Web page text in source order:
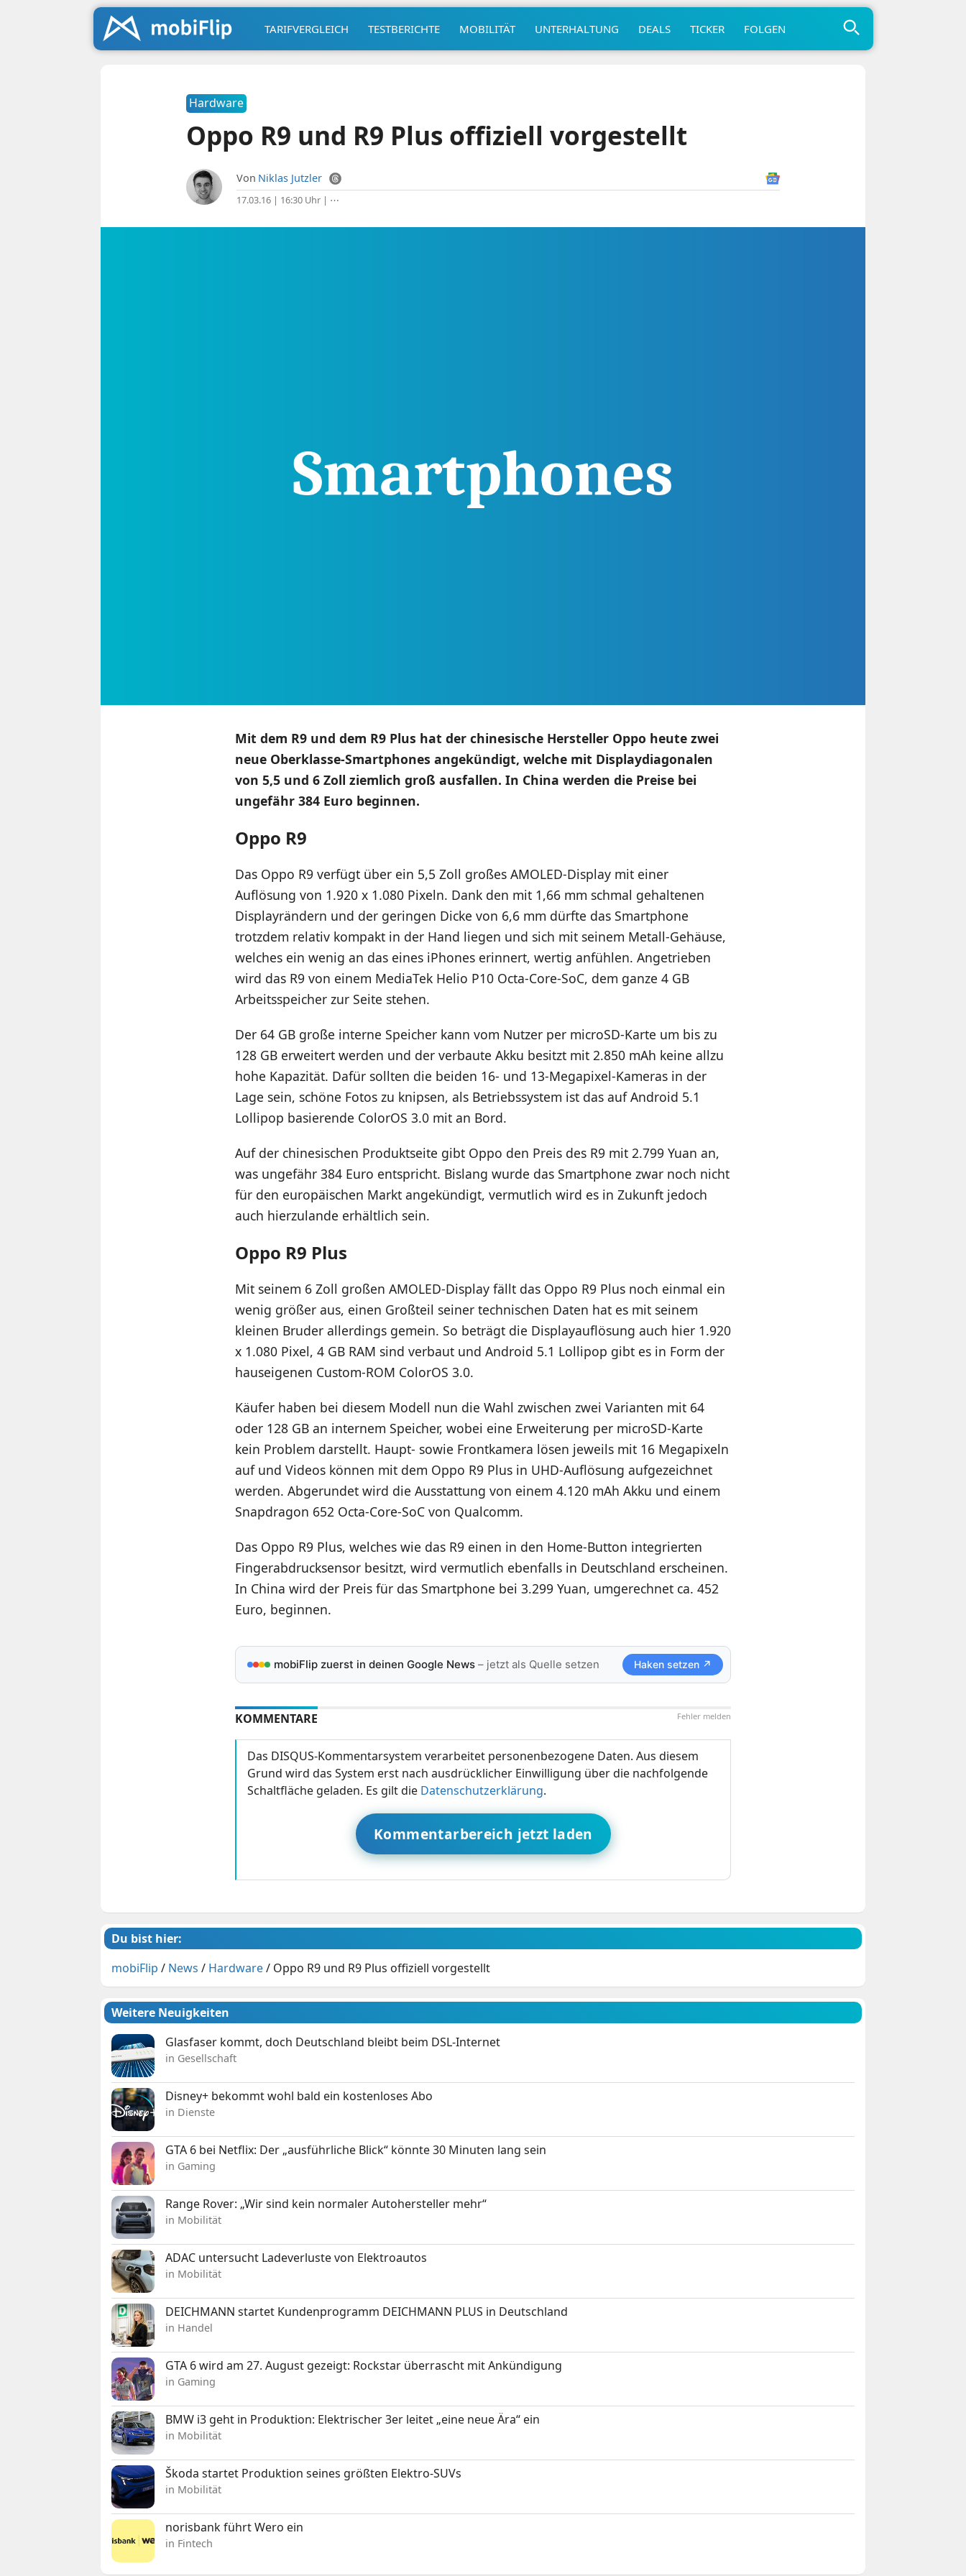
TARIFVERGLEICH TESTBERICHTE MOBILITÄT UNTERHALTUNG DEALS TICKER FOLGEN
Hardware
Oppo R9 und R9 Plus offiziell vorgestellt
Von Niklas Jutzler
17.03.16 | 16:30 Uhr| ⋯
Mit dem R9 und dem R9 Plus hat der chinesische Hersteller Oppo heute zwei
neue Oberklasse-Smartphones angekündigt, welche mit Displaydiagonalen
von 5,5 und 6 Zoll ziemlich groß ausfallen. In China werden die Preise bei
ungefähr 384 Euro beginnen.
Oppo R9
Das Oppo R9 verfügt über ein 5,5 Zoll großes AMOLED-Display mit einer
Auflösung von 1.920 x 1.080 Pixeln. Dank den mit 1,66 mm schmal gehaltenen
Displayrändern und der geringen Dicke von 6,6 mm dürfte das Smartphone
trotzdem relativ kompakt in der Hand liegen und sich mit seinem Metall-Gehäuse,
welches ein wenig an das eines iPhones erinnert, wertig anfühlen. Angetrieben
wird das R9 von einem MediaTek Helio P10 Octa-Core-SoC, dem ganze 4 GB
Arbeitsspeicher zur Seite stehen.
Der 64 GB große interne Speicher kann vom Nutzer per microSD-Karte um bis zu
128 GB erweitert werden und der verbaute Akku besitzt mit 2.850 mAh keine allzu
hohe Kapazität. Dafür sollten die beiden 16- und 13-Megapixel-Kameras in der
Lage sein, schöne Fotos zu knipsen, als Betriebssystem ist das auf Android 5.1
Lollipop basierende ColorOS 3.0 mit an Bord.
Auf der chinesischen Produktseite gibt Oppo den Preis des R9 mit 2.799 Yuan an,
was ungefähr 384 Euro entspricht. Bislang wurde das Smartphone zwar noch nicht
für den europäischen Markt angekündigt, vermutlich wird es in Zukunft jedoch
auch hierzulande erhältlich sein.
Oppo R9 Plus
Mit seinem 6 Zoll großen AMOLED-Display fällt das Oppo R9 Plus noch einmal ein
wenig größer aus, einen Großteil seiner technischen Daten hat es mit seinem
kleinen Bruder allerdings gemein. So beträgt die Displayauflösung auch hier 1.920
x 1.080 Pixel, 4 GB RAM sind verbaut und Android 5.1 Lollipop gibt es in Form der
hauseigenen Custom-ROM ColorOS 3.0.
Käufer haben bei diesem Modell nun die Wahl zwischen zwei Varianten mit 64
oder 128 GB an internem Speicher, wobei eine Erweiterung per microSD-Karte
kein Problem darstellt. Haupt- sowie Frontkamera lösen jeweils mit 16 Megapixeln
auf und Videos können mit dem Oppo R9 Plus in UHD-Auflösung aufgezeichnet
werden. Abgerundet wird die Ausstattung von einem 4.120 mAh Akku und einem
Snapdragon 652 Octa-Core-SoC von Qualcomm.
Das Oppo R9 Plus, welches wie das R9 einen in den Home-Button integrierten
Fingerabdrucksensor besitzt, wird vermutlich ebenfalls in Deutschland erscheinen.
In China wird der Preis für das Smartphone bei 3.299 Yuan, umgerechnet ca. 452
Euro, beginnen.
mobiFlip zuerst in deinen Google News– jetzt als Quelle setzen Haken setzen ↗
Fehler melden
KOMMENTARE
Das DISQUS-Kommentarsystem verarbeitet personenbezogene Daten. Aus diesem
Grund wird das System erst nach ausdrücklicher Einwilligung über die nachfolgende
Schaltfläche geladen. Es gilt die Datenschutzerklärung.
Kommentarbereich jetzt laden
Du bist hier:
mobiFlip / News / Hardware/ Oppo R9 und R9 Plus offiziell vorgestellt
Weitere Neuigkeiten
Glasfaser kommt, doch Deutschland bleibt beim DSL-Internet
in Gesellschaft
Disney+ bekommt wohl bald ein kostenloses Abo
in Dienste
GTA 6 bei Netflix: Der „ausführliche Blick“ könnte 30 Minuten lang sein
in Gaming
Range Rover: „Wir sind kein normaler Autohersteller mehr“
in Mobilität
ADAC untersucht Ladeverluste von Elektroautos
in Mobilität
DEICHMANN startet Kundenprogramm DEICHMANN PLUS in Deutschland
in Handel
GTA 6 wird am 27. August gezeigt: Rockstar überrascht mit Ankündigung
in Gaming
BMW i3 geht in Produktion: Elektrischer 3er leitet „eine neue Ära“ ein
in Mobilität
Škoda startet Produktion seines größten Elektro-SUVs
in Mobilität
norisbank führt Wero ein
in Fintech